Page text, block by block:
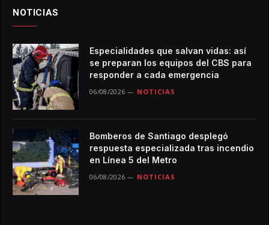
NOTICIAS
Especialidades que salvan vidas: así
se preparan los equipos del CBS para
responder a cada emergencia
06/08/2026 NOTICIAS
Bomberos de Santiago desplegó
respuesta especializada tras incendio
en Línea 5 del Metro
06/08/2026 NOTICIAS